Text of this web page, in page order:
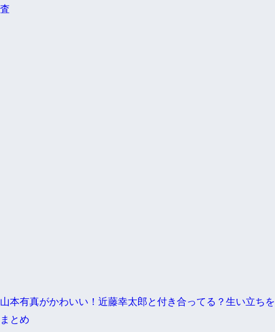
査
山本有真がかわいい！近藤幸太郎と付き合ってる？生い立ちを
まとめ